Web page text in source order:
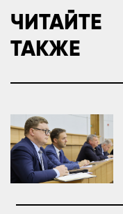
ЧИТАЙТЕ
ТАКЖЕ